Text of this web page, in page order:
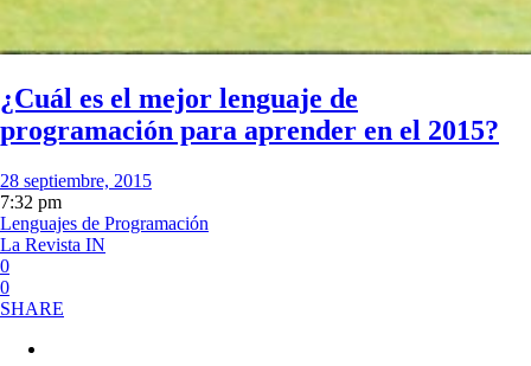
¿Cuál es el mejor lenguaje de
programación para aprender en el 2015?
28 septiembre, 2015
7:32 pm
Lenguajes de Programación
La Revista IN
0
0
SHARE